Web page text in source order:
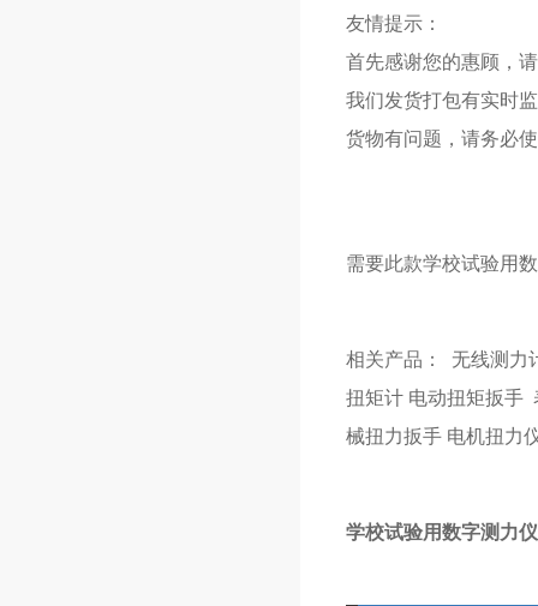
友情提示：
首先感谢您的惠顾，
我们发货打包有实时
货物有问题，请务必
需要此款学校试验用
相关产品：
无线测力
扭矩计 电动扭矩扳手
械扭力扳手 电机扭力
学校试验用数字测力